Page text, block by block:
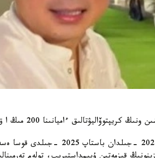
ءاميانىنا 200 مىڭ ا ق ش دوللارى تۇسكەن.
— قىلمىستىق توپتىڭ قاتىسۋشىلارى 2021 -